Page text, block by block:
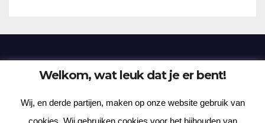
Frenzy Plantation
Korte verhalen, kortere gedichten, lange gedachten
Welkom, wat leuk dat je er bent!
Wij, en derde partijen, maken op onze website gebruik van
cookies. Wij gebruiken cookies voor het bijhouden van